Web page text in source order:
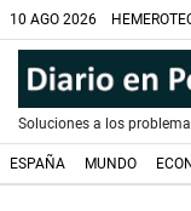
10 AGO 2026
Soluciones a los
ESPAÑA MUNDO